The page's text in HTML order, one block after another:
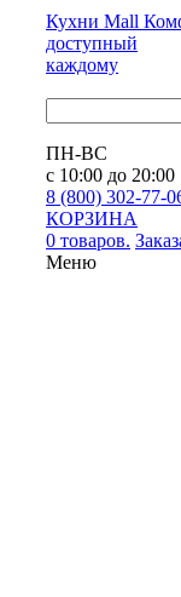
Кухни Mall
доступный
каждому
ПН-ВС
с 10:00 до 20:00
8 (800) 302-77-
КОРЗИНА
0 товаров.
Меню